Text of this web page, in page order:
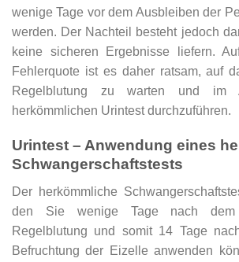
wenige Tage vor dem Ausbleiben der
werden. Der Nachteil besteht jedoch
keine sicheren Ergebnisse liefern.
Fehlerquote ist es daher ratsam, auf
Regelblutung zu warten und im
herkömmlichen Urintest durchzuführen.
Urintest – Anwendung eines
Schwangerschaftstests
Der herkömmliche
den Sie wenige Tage nach dem
Regelblutung und somit 14 Tage
Befruchtung der Eizelle anwenden